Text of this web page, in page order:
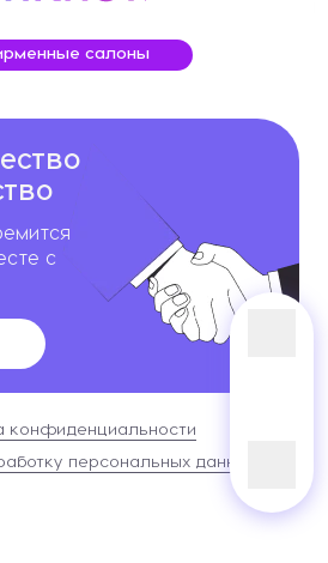
салоны
с
конфиденциальности
персональных данных